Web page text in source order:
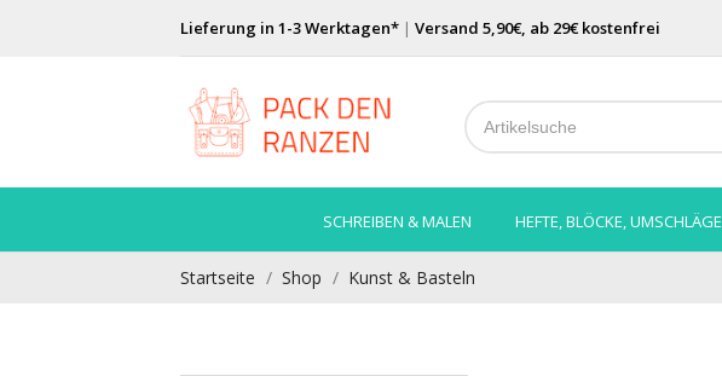
Lieferung in 1-3 Werktagen* |Versand 5,90€, ab 29€ kostenfrei
SCHREIBEN & MALEN HEFTE, BLÖCKE, UMSCHLÄGE
Startseite Shop Kunst & Basteln